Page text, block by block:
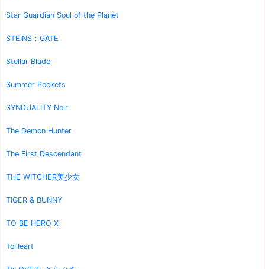
Star Guardian Soul of the Planet
STEINS；GATE
Stellar Blade
Summer Pockets
SYNDUALITY Noir
The Demon Hunter
The First Descendant
THE WITCHER美少女
TIGER & BUNNY
TO BE HERO X
ToHeart